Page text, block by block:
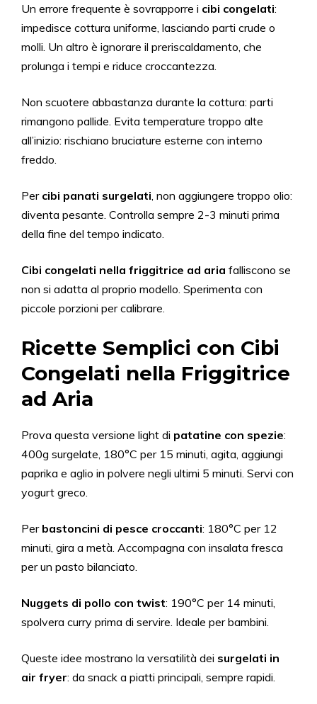
Un errore frequente è sovrapporre i cibi congelati:
impedisce cottura uniforme, lasciando parti crude o
molli. Un altro è ignorare il preriscaldamento, che
prolunga i tempi e riduce croccantezza.
Non scuotere abbastanza durante la cottura: parti
rimangono pallide. Evita temperature troppo alte
all’inizio: rischiano bruciature esterne con interno
freddo.
Per cibi panati surgelati, non aggiungere troppo olio:
diventa pesante. Controlla sempre 2-3 minuti prima
della fine del tempo indicato.
Cibi congelati nella friggitrice ad aria falliscono se
non si adatta al proprio modello. Sperimenta con
piccole porzioni per calibrare.
Ricette Semplici con Cibi
Congelati nella Friggitrice
ad Aria
Prova questa versione light di patatine con spezie:
400g surgelate, 180°C per 15 minuti, agita, aggiungi
paprika e aglio in polvere negli ultimi 5 minuti. Servi con
yogurt greco.
Per bastoncini di pesce croccanti: 180°C per 12
minuti, gira a metà. Accompagna con insalata fresca
per un pasto bilanciato.
Nuggets di pollo con twist: 190°C per 14 minuti,
spolvera curry prima di servire. Ideale per bambini.
Queste idee mostrano la versatilità dei surgelati in
air fryer: da snack a piatti principali, sempre rapidi.